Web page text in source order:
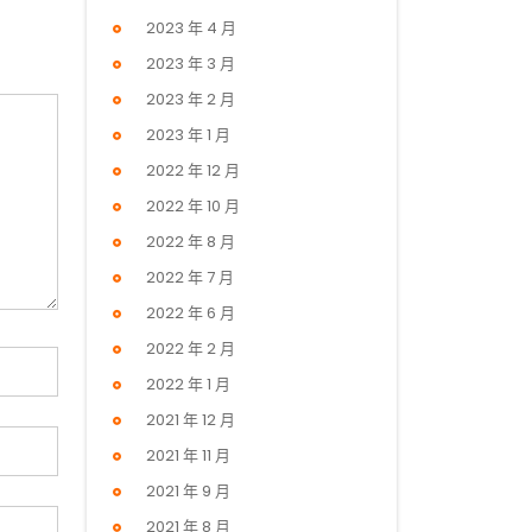
2023 年 4 月
2023 年 3 月
2023 年 2 月
2023 年 1 月
2022 年 12 月
2022 年 10 月
2022 年 8 月
2022 年 7 月
2022 年 6 月
2022 年 2 月
2022 年 1 月
2021 年 12 月
2021 年 11 月
2021 年 9 月
2021 年 8 月